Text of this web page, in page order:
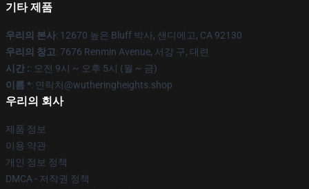
기타 제품
우리의 본사: 12670 높은 Bluff 박사, 샌디에고, CA 92130
우리의 창고: 7676 Renmin Avenue, 서강 구, 대련
시간 :: 오전 9시 ~ 오후 5시 (월 ~ 금)
이름 *: 연락처@wutheringheights.shop
우리의 회사
제품 정보
이용 약관
개인 정보 정책
DMCA - 저작권 정책